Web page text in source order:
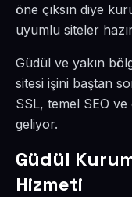
öne çıksın diye
uyumlu siteler
Güdül ve yakın
sitesi işini baştan
SSL, temel SEO ve
geliyor.
Güdül
Hizmeti